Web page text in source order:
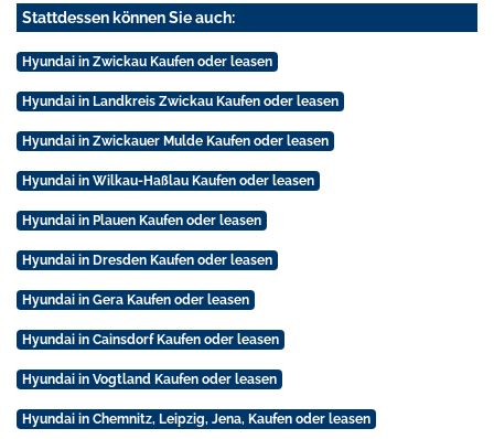
Stattdessen können Sie auch:
Hyundai in Zwickau Kaufen oder leasen
Hyundai in Landkreis Zwickau Kaufen oder leasen
Hyundai in Zwickauer Mulde Kaufen oder leasen
Hyundai in Wilkau-Haßlau Kaufen oder leasen
Hyundai in Plauen Kaufen oder leasen
Hyundai in Dresden Kaufen oder leasen
Hyundai in Gera Kaufen oder leasen
Hyundai in Cainsdorf Kaufen oder leasen
Hyundai in Vogtland Kaufen oder leasen
Hyundai in Chemnitz, Leipzig, Jena, Kaufen oder leasen